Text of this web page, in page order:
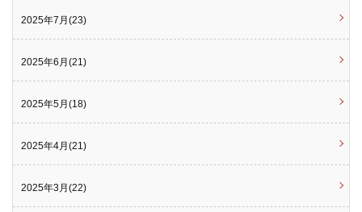
2025年7月(23)
2025年6月(21)
2025年5月(18)
2025年4月(21)
2025年3月(22)